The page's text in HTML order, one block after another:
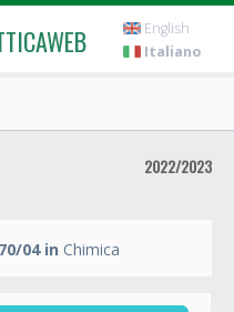
English
Italiano
2022/2023
04 in Chimica